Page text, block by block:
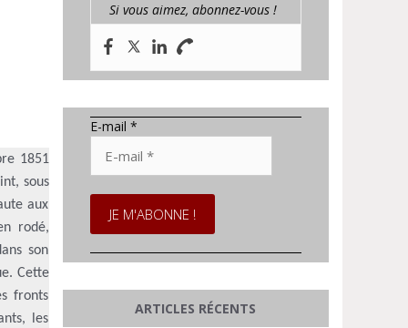
1851
sous
aux
rodé,
son
Cette
fronts
les
Si vous aimez, abonnez-vous !
E-mail *
ARTICLES RÉCENTS